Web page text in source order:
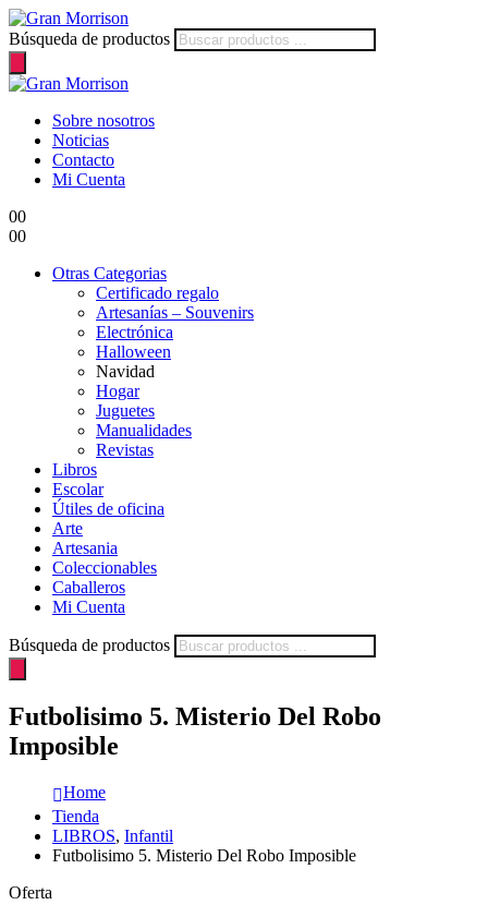
Búsqueda de productos
Sobre nosotros
Noticias
Contacto
Mi Cuenta
00
00
Otras Categorias
Certificado regalo
Artesanías – Souvenirs
Electrónica
Halloween
Navidad
Hogar
Juguetes
Manualidades
Revistas
Libros
Escolar
Útiles de oficina
Arte
Artesania
Coleccionables
Caballeros
Mi Cuenta
Búsqueda de productos
Futbolisimo 5. Misterio Del Robo
Imposible
Home
Tienda
LIBROS, Infantil
Futbolisimo 5. Misterio Del Robo Imposible
Oferta